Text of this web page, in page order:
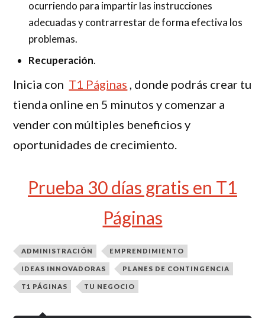
ocurriendo para impartir las instrucciones
adecuadas y contrarrestar de forma efectiva los
problemas.
Recuperación.
Inicia con T1 Páginas , donde podrás crear tu
tienda online en 5 minutos y comenzar a
vender con múltiples beneficios y
oportunidades de crecimiento.
Prueba 30 días gratis en T1
Páginas
ADMINISTRACIÓN EMPRENDIMIENTO
IDEAS INNOVADORAS PLANES DE CONTINGENCIA
T1 PÁGINAS TU NEGOCIO